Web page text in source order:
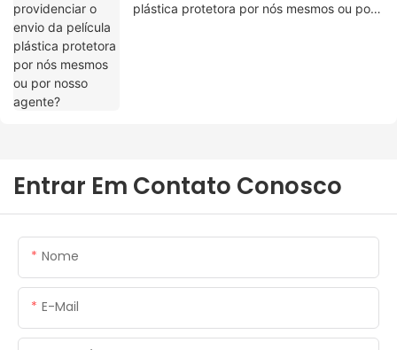
plástica protetora por nós mesmos ou por
Entrar Em Contato Conosco
Nome
E-Mail